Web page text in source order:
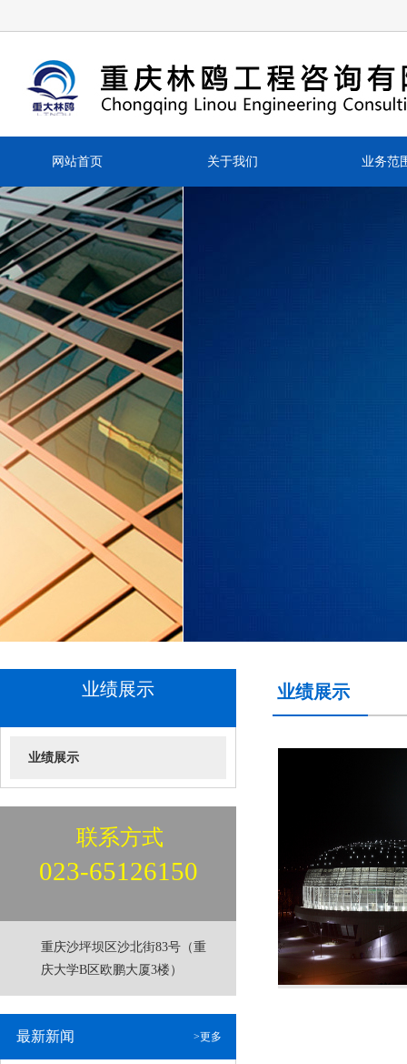
网站首页 关于我们 业务范
业绩展示
业绩展示
联系方式
023-65126150
重庆沙坪坝区沙北街83号（重
庆大学B区欧鹏大厦3楼）
最新新闻 >更多
业绩展示